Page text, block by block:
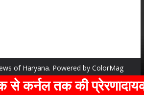
of Haryana. Powered by ColorMag
तक की प्रेरणादायक यात्रा